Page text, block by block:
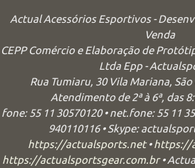
Actual Acessórios Esportivos -
Venda
CEPP Comércio e Elaboração de
Ltda Epp -
Rua Tumiaru, 30 Vila Mariana, São
Atendimento de 2ª à 6ª, das
fone: 55 11 30570120 • net.fone: 55 11
940110116 • Skype:
https://actualsports.net•https://
https://actualsportsgear.com.br•